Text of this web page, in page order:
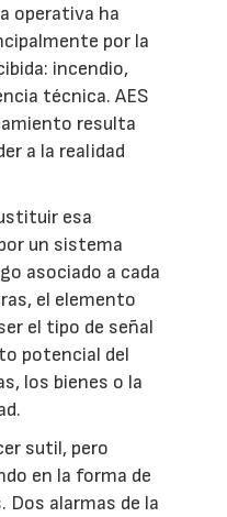
operativa ha
por la
incendio,
técnica. AES
resulta
a la realidad
esa
un sistema
asociado a cada
el elemento
el tipo de señal
potencial del
los bienes o la
sutil, pero
en la forma de
Dos alarmas de la